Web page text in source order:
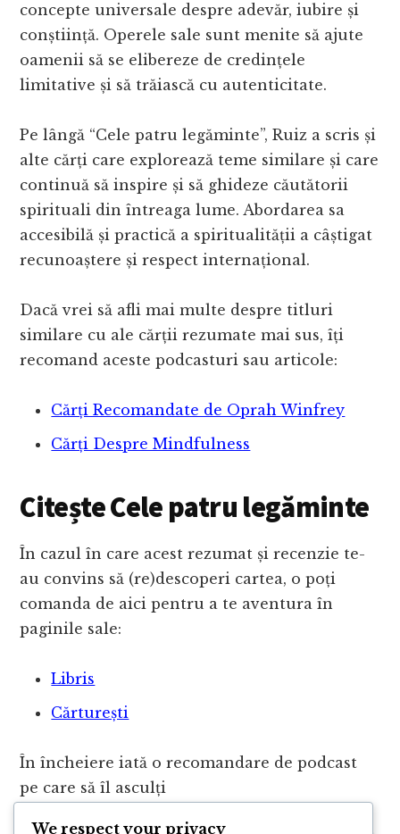
concepte universale despre adevăr, iubire și
conștiință. Operele sale sunt menite să ajute
oamenii să se elibereze de credințele
limitative și să trăiască cu autenticitate.
Pe lângă “Cele patru legăminte”, Ruiz a scris și
alte cărți care explorează teme similare și care
continuă să inspire și să ghideze căutătorii
spirituali din întreaga lume. Abordarea sa
accesibilă și practică a spiritualității a câștigat
recunoaștere și respect internațional.
Dacă vrei să afli mai multe despre titluri
similare cu ale cărții rezumate mai sus, îți
recomand aceste podcasturi sau articole:
Cărți Recomandate de Oprah Winfrey
Cărți Despre Mindfulness
Citește Cele patru legăminte
În cazul în care acest rezumat și recenzie te-
au convins să (re)descoperi cartea, o poți
comanda de aici pentru a te aventura în
paginile sale:
Libris
Cărturești
În încheiere iată o recomandare de podcast
pe care să îl asculți
We respect your privacy